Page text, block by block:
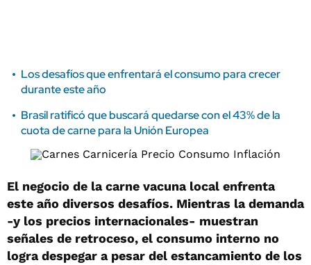
Los desafíos que enfrentará el consumo para crecer
durante este año
Brasil ratificó que buscará quedarse con el 43% de la
cuota de carne para la Unión Europea
El negocio de la carne vacuna local enfrenta
este año diversos desafíos. Mientras la demanda
-y los precios internacionales- muestran
señales de retroceso, el consumo interno no
logra despegar a pesar del estancamiento de los